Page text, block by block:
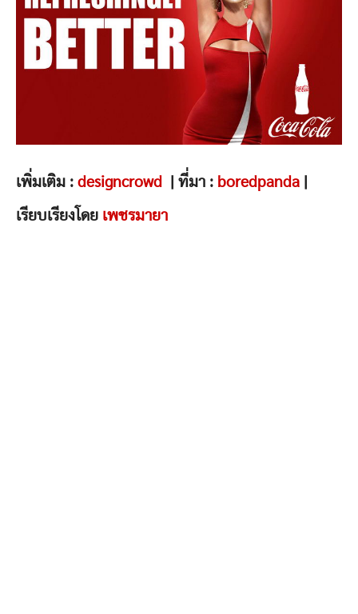
เพิ่มเติม : designcrowd | ที่มา : boredpanda
เรียบเรียงโดย เพชรมายา